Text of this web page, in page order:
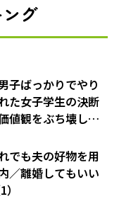
グ
子ばっかりでやり
た女子学生の決断
値観をぶち壊した
でも夫の好物を用
／離婚してもいい